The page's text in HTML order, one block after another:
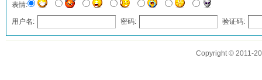
表情:
用户名: 密码: 验证码:
发表评论
Copyright © 2011-